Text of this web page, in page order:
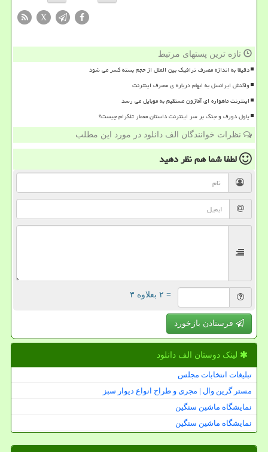
X
تازه ترین پستهای مرتبط
دقیقا به اندازه مصرف ترافیک بین الملل از حجم بسته کسر می شود
واکنش ایرانسل به ابهام درباره ی مصرف اینترنت
اینترنت ماهواره ای آمازون مستقیم به موبایل می رسد
پاول دورف و جنگ بر سر اینترنت داستان معمار تلگرام چیست؟
نظرات خوانندگان الف دانلود در مورد این مطلب
لطفا شما همنظر دهید
= ۲ بعلاوه ۳
فرستادن بازخورد
لینک دوستان الف دانلود
تبلیغات انتخابات مجلس
مستر گرین وال | مجری و طراح انواع دیوار سبز
نمایشگاه ماشین سنگین
نمایشگاه ماشین سنگین